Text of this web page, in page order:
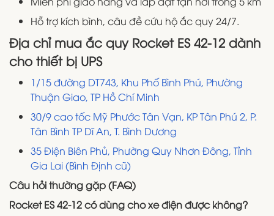
Hỗ trợ kích bình, câu đề cứu hộ ắc quy 24/7.
Địa chỉ mua ắc quy Rocket ES 42-12 dành
cho thiết bị UPS
1/15 đường DT743, Khu Phố Bình Phú, Phường
Thuận Giao, TP Hồ Chí Minh
30/9 cao tốc Mỹ Phước Tân Vạn, KP Tân Phú 2, P.
Tân Bình TP Dĩ An, T. Bình Dương
35 Điện Biên Phủ, Phường Quy Nhơn Đông, Tỉnh
Gia Lai (Bình Định cũ)
Câu hỏi thường gặp (FAQ)
Rocket ES 42-12 có dùng cho xe điện được không?